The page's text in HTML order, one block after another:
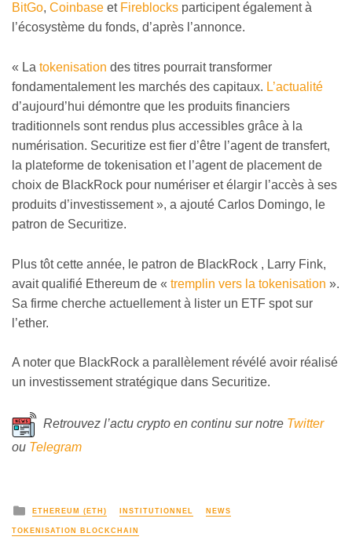
BitGo, Coinbase et Fireblocks participent également à
l’écosystème du fonds, d’après l’annonce.
« La tokenisation des titres pourrait transformer
fondamentalement les marchés des capitaux. L’actualité
d’aujourd’hui démontre que les produits financiers
traditionnels sont rendus plus accessibles grâce à la
numérisation. Securitize est fier d’être l’agent de transfert,
la plateforme de tokenisation et l’agent de placement de
choix de BlackRock pour numériser et élargir l’accès à ses
produits d’investissement », a ajouté Carlos Domingo, le
patron de Securitize.
Plus tôt cette année, le patron de BlackRock , Larry Fink,
avait qualifié Ethereum de « tremplin vers la tokenisation ».
Sa firme cherche actuellement à lister un ETF spot sur
l’ether.
A noter que BlackRock a parallèlement révélé avoir réalisé
un investissement stratégique dans Securitize.
Retrouvez l’actu crypto en continu sur notre Twitter
ou Telegram
ETHEREUM (ETH) INSTITUTIONNEL NEWS
TOKENISATION BLOCKCHAIN